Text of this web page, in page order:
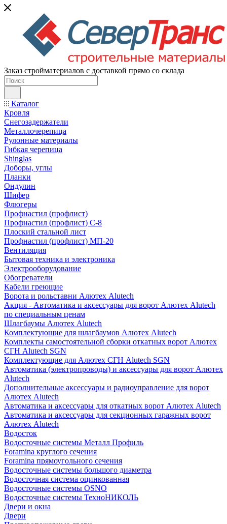
Заказ стройматериалов с доставкой прямо со склада
Каталог
Кровля
Снегозадержатели
Металлочерепица
Рулонные материалы
Гибкая черепица
Shinglas
Доборы, углы
Планки
Ондулин
Шифер
Флюгеры
Профнастил (профлист)
Профнастил (профлист) С-8
Плоский стальной лист
Профнастил (профлист) МП-20
Вентиляция
Бытовая техника и электроника
Электрооборудование
Обогреватели
Кабели греющие
Ворота и рольставни Алютех Alutech
Акция - Автоматика и аксессуары для ворот Алютех Alutech
по специальным ценам
Шлагбаумы Алютех Alutech
Комплектующие для шлагбаумов Алютех Alutech
Комплекты самостоятельной сборки откатных ворот Алютех
СГН Alutech SGN
Комплектующие для Алютех СГН Alutech SGN
Автоматика (электропроводы) и аксессуары для ворот Алютех
Alutech
Дополнительные аксессуары и радиоуправление для ворот
Алютех Alutech
Автоматика и аксессуары для откатных ворот Алютех Alutech
Автоматика и аксессуары для секционных гаражных ворот
Алютех Alutech
Водосток
Водосточные системы Металл Профиль
Foramina круглого сечения
Foramina прямоугольного сечения
Водосточные системы большого диаметра
Водосточная система оцинкованная
Водосточные системы OSNO
Водосточные системы ТехноНИКОЛЬ
Двери и окна
Двери